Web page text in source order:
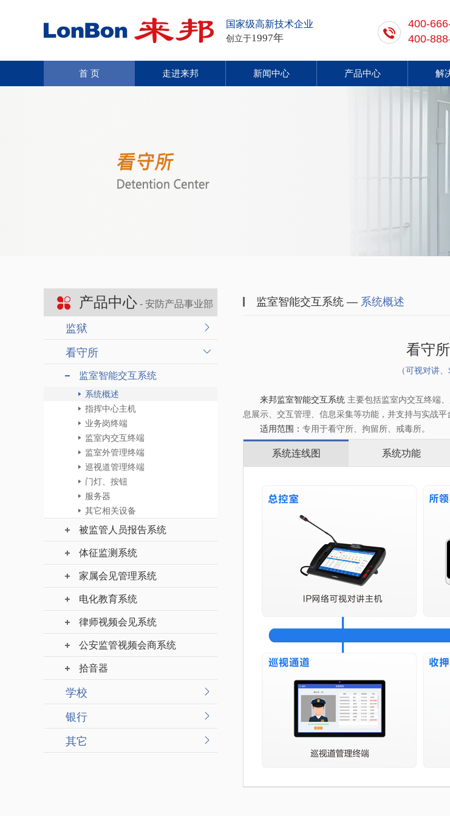
国家级高新技术企业
创立于1997年
400-
400-
首 页 走进来邦 新闻中心 产品中心 解
产品中心 - 安防产品事业部
监狱
看守所
监室智能交互系统
系统概述
指挥中心主机
业务岗终端
监室内交互终端
监室外管理终端
巡视道管理终端
门灯、按钮
服务器
其它相关设备
被监管人员报告系统
体征监测系统
家属会见管理系统
电化教育系统
律师视频会见系统
公安监管视频会商系统
拾音器
学校
银行
其它
监室智能交互系统 — 系统概述
看守
（可视对讲
来邦监室智能交互系统 主要包括监室内交互终端
息展示、交互管理、信息采集等功能，并支持与实战平
适用范围： 专用于看守所、拘留所、戒毒所。
系统连线图 系统功能